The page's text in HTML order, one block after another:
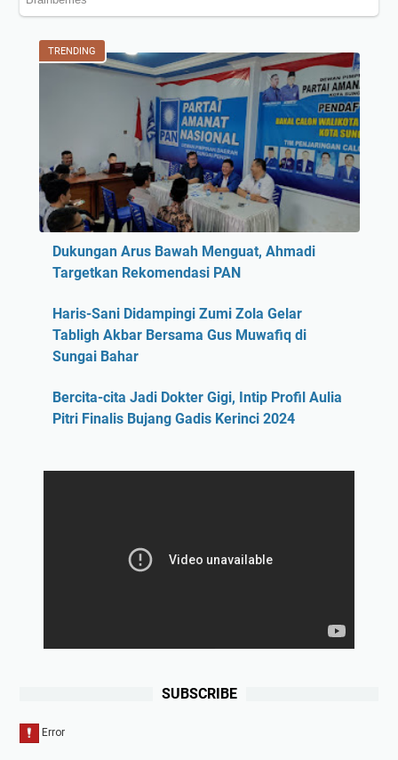
TRENDING
Dukungan Arus Bawah Menguat, Ahmadi
Targetkan Rekomendasi PAN
Haris-Sani Didampingi Zumi Zola Gelar
Tabligh Akbar Bersama Gus Muwafiq di
Sungai Bahar
Bercita-cita Jadi Dokter Gigi, Intip Profil Aulia
Pitri Finalis Bujang Gadis Kerinci 2024
SUBSCRIBE